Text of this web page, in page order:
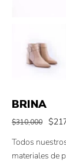
BRINA
$310,000 $
Todos
materiales de